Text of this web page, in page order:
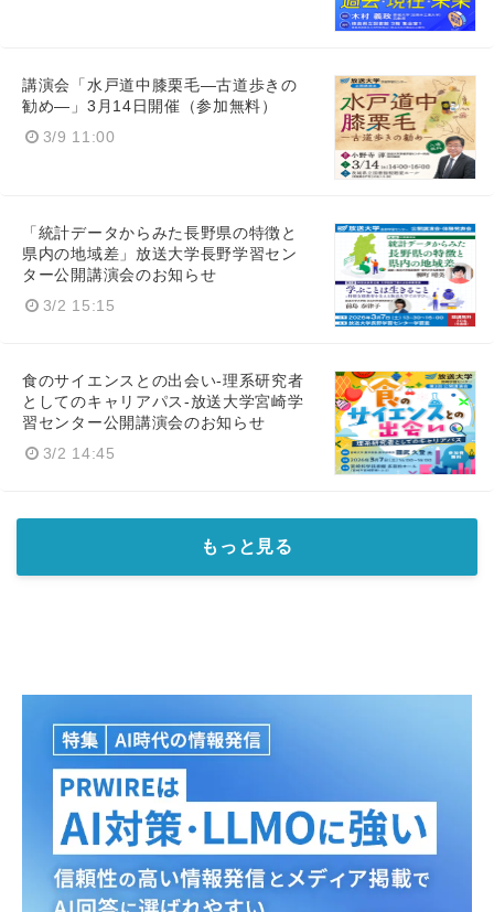
講演会「水戸道中膝栗毛―古道歩きの
勧め―」3月14日開催（参加無料）
3/9 11:00
「統計データからみた長野県の特徴と
県内の地域差」放送大学長野学習セン
ター公開講演会のお知らせ
3/2 15:15
食のサイエンスとの出会い-理系研究者
としてのキャリアパス-放送大学宮崎学
習センター公開講演会のお知らせ
3/2 14:45
もっと見る